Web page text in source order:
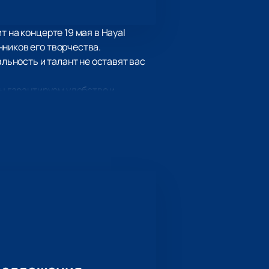
на концерте 19 мая в Hayal
его творчества.
и талант не оставят вас
гарантируем удобство и